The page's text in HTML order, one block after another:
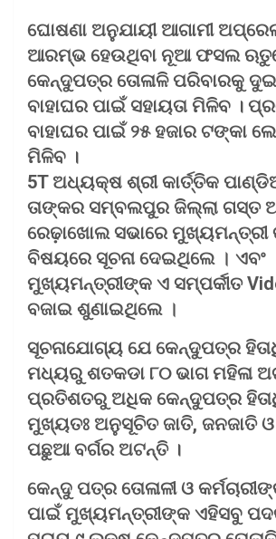
ଘୋଷଣା ଅନୁଯାୟୀ ଆଗାମୀ
ଆରମ୍ଭ ହେଉଥିବା ନୂଆ ଫସଲ
କେନ୍ଦୁପତ୍ର ତୋଳାଳି ପରିବାରକୁ
ବାହାଘର ପାଇଁ ସହାୟତା ମିଳିବ ।
ବାହାଘର ପାଇଁ ୨୫ ହଜାର ଟଙ୍କା
ମିଳିବ ।
5T ଅଧ୍ୟକ୍ଷ ଶ୍ରୀ କାର୍ତ୍ତିକ
ତାଙ୍କର ସମ୍ବଲପୁର ଜିଲ୍ଲା ଗସ୍ତ
ରେଢ଼ାଖୋଲ ସଭାରେ
ବିଷୟରେ ସୂଚନା ଦେଇଥିଲେ । ଏବଂ
ମୁଖ୍ୟମନ୍ତ୍ରୀଙ୍କ ଏ ସମ୍ପର୍କୀତ
ବଜାଇ ଶୁଣାଇଥିଲେ ।
ସୂଚନାଯୋଗ୍ୟ ଯେ କେନ୍ଦୁପତ୍ର
ମଧ୍ୟରୁ ଶତକଡା ୮୦ ଭାଗ ମହିଳା
ପ୍ରତିଶତରୁ ଅଧିକ କେନ୍ଦୁପତ୍ର
ମୁଖ୍ୟତଃ ଅନୁସୂଚିତ ଜାତି, ଜନଜାତି
ପଛୁଆ ବର୍ଗର ଅଟନ୍ତି ।
କେନ୍ଦୁ ପତ୍ର ତୋଳାଳୀ ଓ
ପାଇଁ ମୁଖ୍ୟମନ୍ତ୍ରୀଙ୍କ ଏହିସବୁ